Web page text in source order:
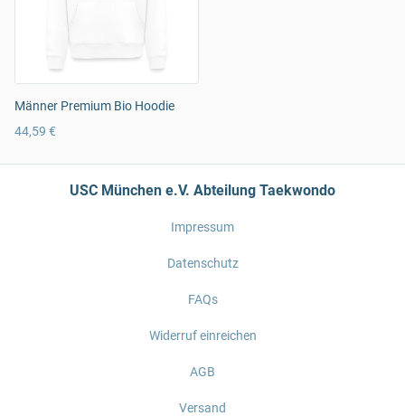
Männer Premium Bio Hoodie
44,59 €
USC München e.V. Abteilung Taekwondo
Impressum
Datenschutz
FAQs
Widerruf einreichen
AGB
Versand